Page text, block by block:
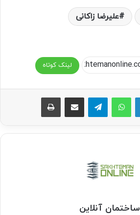
علیرضا زاکانی
لینک کوتاه
واتس آپ تلگرام اشتراک گذاری از طریق ایمیل چاپ
ساختمان آنلاین